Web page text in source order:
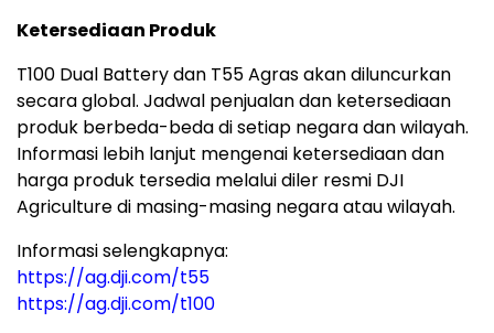
Ketersediaan Produk
T100 Dual Battery dan T55 Agras akan diluncurkan
secara global. Jadwal penjualan dan ketersediaan
produk berbeda-beda di setiap negara dan wilayah.
Informasi lebih lanjut mengenai ketersediaan dan
harga produk tersedia melalui diler resmi DJI
Agriculture di masing-masing negara atau wilayah.
Informasi selengkapnya:
https://ag.dji.com/t55
https://ag.dji.com/t100